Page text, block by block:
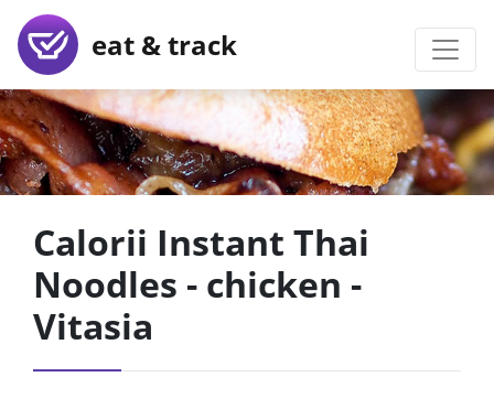
eat & track
Calorii Instant Thai
Noodles - chicken -
Vitasia